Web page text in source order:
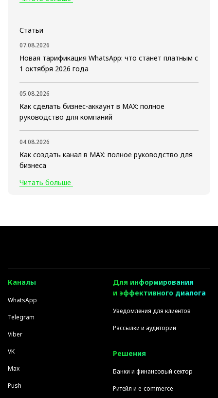
Статьи
07.08.2026
Новая тарификация WhatsApp: что станет платным с
1 октября 2026 года
05.08.2026
Как сделать бизнес-аккаунт в MAX: полное
руководство для компаний
04.08.2026
Как создать канал в MAX: полное руководство для
бизнеса
Читать больше
Каналы
WhatsApp
Telegram
Viber
VK
Max
Push
Для информирования
и эффективного диалога
Уведомления для клиентов
Рассылки и аудитории
Решения
Банки и финансовый сектор
Ритейл и e-commerce